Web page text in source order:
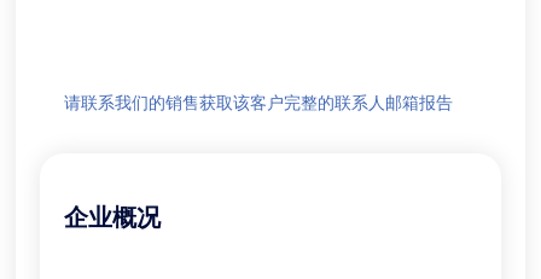
请联系我们的销售获取该客户完整的联系人邮箱报告
企业概况